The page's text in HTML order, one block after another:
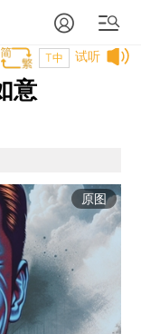
试听
T中
意
原图